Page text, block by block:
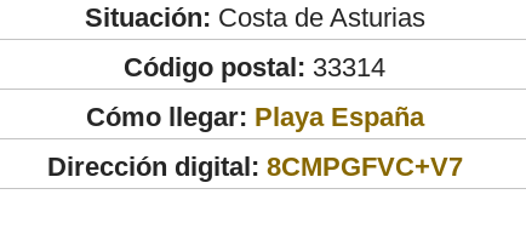
Situación: Costa de Asturias
Código postal: 33314
Cómo llegar: Playa España
Dirección digital: 8CMPGFVC+V7